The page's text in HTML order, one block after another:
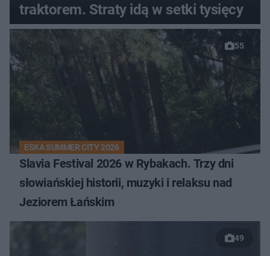
traktorem. Straty idą w setki tysięcy
55
ESKA SUMMER CITY 2026
Slavia Festival 2026 w Rybakach. Trzy dni
słowiańskiej historii, muzyki i relaksu nad
Jeziorem Łańskim
49